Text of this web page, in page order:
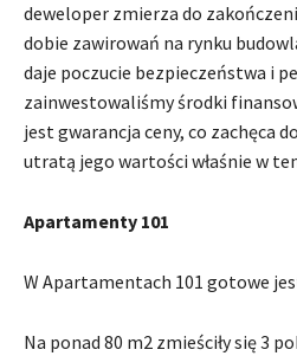
deweloper zmierza do
dobie zawirowań na rynku
daje poczucie bezpieczeństwa i
zainwestowaliśmy środki
jest gwarancja ceny, co zachęca
utratą jego wartości właśnie w
Apartamenty 101
W Apartamentach 101 gotowe
Na ponad 80 m2 zmieściły się 3